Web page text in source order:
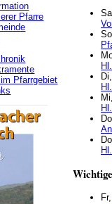
Pfarre
Pfarrgebiet